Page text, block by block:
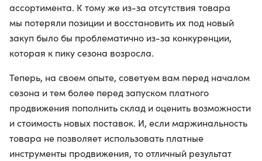
ассортимента. К тому же из-за отсутствия товара
мы потеряли позиции и восстановить их под новый
закуп было бы проблематично из-за конкуренции,
которая к пику сезона возросла.
Теперь, на своем опыте, советуем вам перед началом
сезона и тем более перед запуском платного
продвижения пополнить склад и оценить возможности
и стоимость новых поставок. И, если маржинальность
товара не позволяет использовать платные
инструменты продвижения, то отличный результат